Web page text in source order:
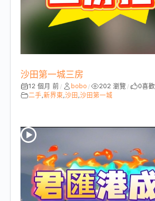
沙田第一城三房
12 個月 前 / bobo / 202 瀏覽 / 0喜歡
二手,新界東,沙田 ,沙田第一城